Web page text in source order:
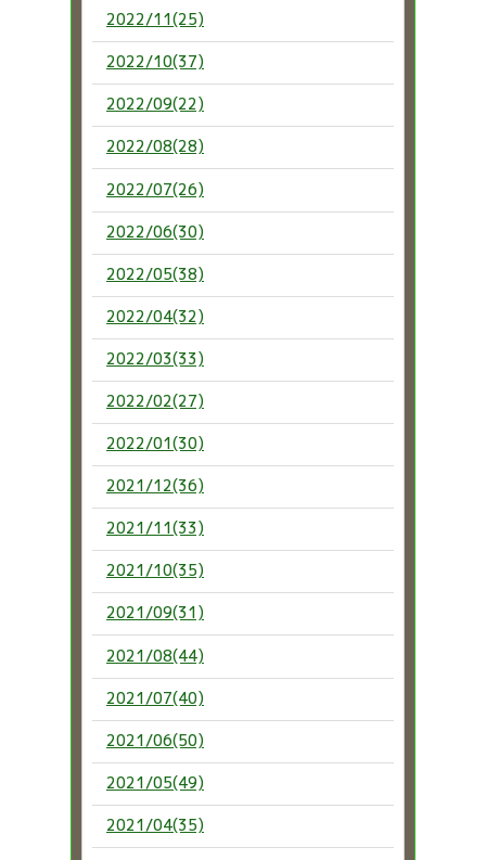
2022/11(25)
2022/10(37)
2022/09(22)
2022/08(28)
2022/07(26)
2022/06(30)
2022/05(38)
2022/04(32)
2022/03(33)
2022/02(27)
2022/01(30)
2021/12(36)
2021/11(33)
2021/10(35)
2021/09(31)
2021/08(44)
2021/07(40)
2021/06(50)
2021/05(49)
2021/04(35)